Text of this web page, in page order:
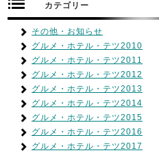
カテゴリー
その他・お知らせ
グルメ・ホテル・テツ2010
グルメ・ホテル・テツ2011
グルメ・ホテル・テツ2012
グルメ・ホテル・テツ2013
グルメ・ホテル・テツ2014
グルメ・ホテル・テツ2015
グルメ・ホテル・テツ2016
グルメ・ホテル・テツ2017